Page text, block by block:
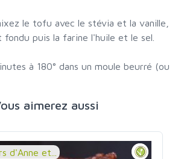
le tofu avec le stévia et la vanille,
puis la farine l'huile et le sel.
à 180° dans un moule beurré (ou
aimerez aussi
d'Anne et...